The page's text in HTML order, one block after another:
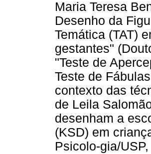
Maria Teresa
Desenho da
Temática (TAT)
gestantes"
"Teste de
Teste de
contexto das
de Leila
desenham a
(KSD) em
Psicolo-gia/